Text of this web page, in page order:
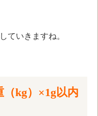
ていきますね。
kg）×1g以内